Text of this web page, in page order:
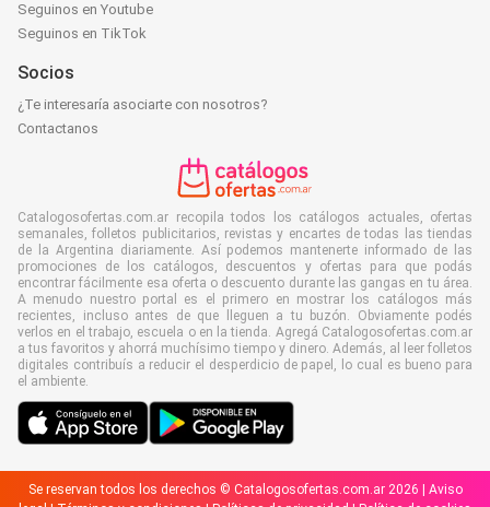
Seguinos en Youtube
Seguinos en TikTok
Socios
¿Te interesaría asociarte con nosotros?
Contactanos
Catalogosofertas.com.ar recopila todos los catálogos actuales, ofertas
semanales, folletos publicitarios, revistas y encartes de todas las tiendas
de la Argentina diariamente. Así podemos mantenerte informado de las
promociones de los catálogos, descuentos y ofertas para que podás
encontrar fácilmente esa oferta o descuento durante las gangas en tu área.
A menudo nuestro portal es el primero en mostrar los catálogos más
recientes, incluso antes de que lleguen a tu buzón. Obviamente podés
verlos en el trabajo, escuela o en la tienda. Agregá Catalogosofertas.com.ar
a tus favoritos y ahorrá muchísimo tiempo y dinero. Además, al leer folletos
digitales contribuís a reducir el desperdicio de papel, lo cual es bueno para
el ambiente.
Se reservan todos los derechos © Catalogosofertas.com.ar 2026 | Aviso